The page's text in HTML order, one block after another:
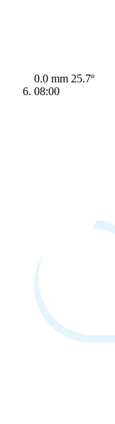
0.0 mm 25.7º
08:00